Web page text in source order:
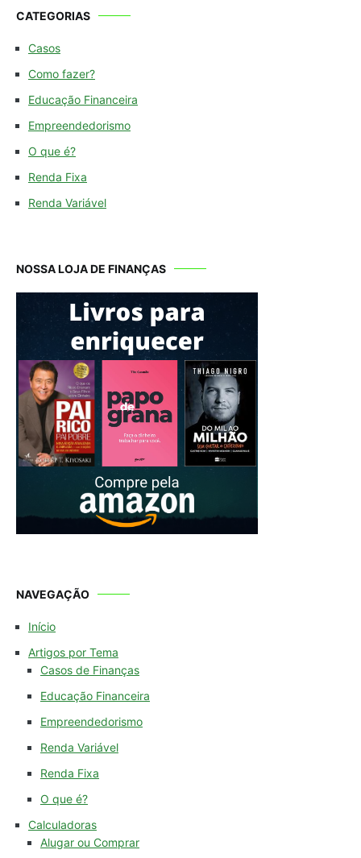
CATEGORIAS
Casos
Como fazer?
Educação Financeira
Empreendedorismo
O que é?
Renda Fixa
Renda Variável
NOSSA LOJA DE FINANÇAS
NAVEGAÇÃO
Início
Artigos por Tema
Casos de Finanças
Educação Financeira
Empreendedorismo
Renda Variável
Renda Fixa
O que é?
Calculadoras
Alugar ou Comprar